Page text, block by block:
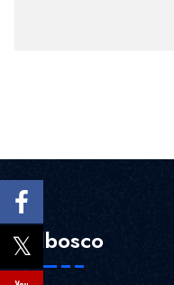
Colbosco